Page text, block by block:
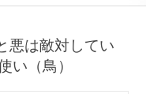
悪は敵対してい
い（鳥）